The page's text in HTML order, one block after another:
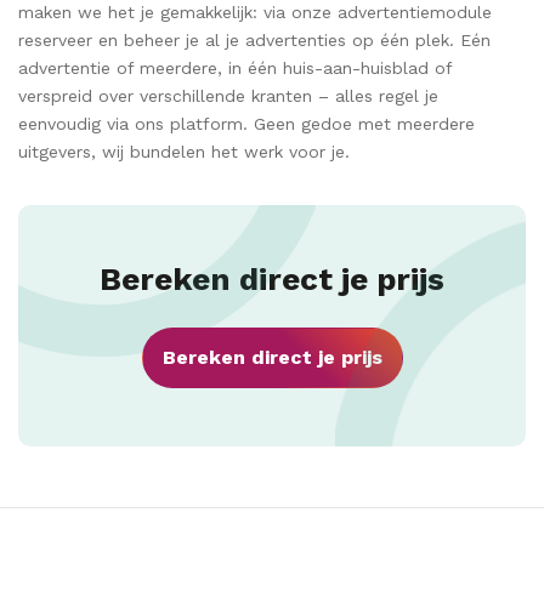
maken we het je gemakkelijk: via onze advertentiemodule
reserveer en beheer je al je advertenties op één plek. Eén
advertentie of meerdere, in één huis-aan-huisblad of
verspreid over verschillende kranten – alles regel je
eenvoudig via ons platform. Geen gedoe met meerdere
uitgevers, wij bundelen het werk voor je.
Bereken direct je prijs
Bereken direct je prijs